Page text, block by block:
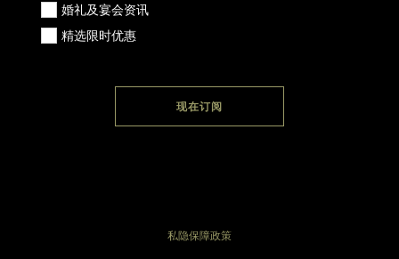
婚礼及宴会资讯
精选限时优惠
现在订阅
私隐保障政策